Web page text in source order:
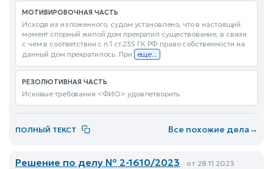
МОТИВИРОВОЧНАЯ ЧАСТЬ
Исходя из изложенного, судом установлено, что в настоящий
момент спорный жилой дом прекратил существование, в связи
с чем в соответствии с п.1 ст.235 ГК РФ право собственности на
данный дом прекратилось. При
еще...
РЕЗОЛЮТИВНАЯ ЧАСТЬ
Исковые требования <ФИО> удовлетворить
ПОЛНЫЙ ТЕКСТ Все похожие дела→
Решение по делу № 2-1610/2023 от 28.11.2023